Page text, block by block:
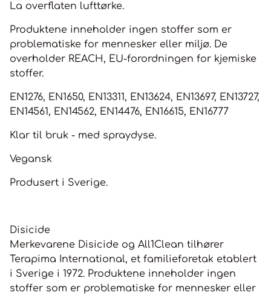
La overflaten lufttørke.
Produktene inneholder ingen stoffer som er
problematiske for mennesker eller miljø. De
overholder REACH, EU-forordningen for kjemiske
stoffer.
EN1276, EN1650, EN13311, EN13624, EN13697, EN13727,
EN14561, EN14562, EN14476, EN16615, EN16777
Klar til bruk - med spraydyse.
Vegansk
Produsert i Sverige.
Disicide
Merkevarene Disicide og All1Clean tilhører
Terapima International, et familieforetak etablert
i Sverige i 1972. Produktene inneholder ingen
stoffer som er problematiske for mennesker eller